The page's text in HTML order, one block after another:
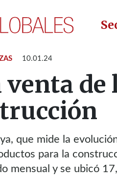
10.01.24
venta
que mide la
para la
mensual y se ubicó